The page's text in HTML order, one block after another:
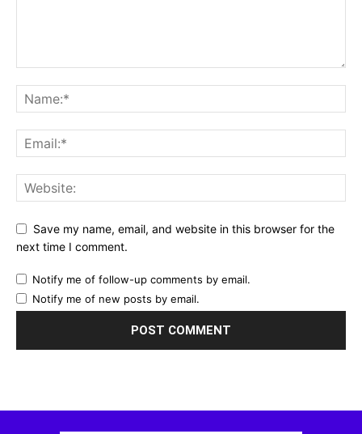
Save my name, email, and website in this browser for the
next time I comment.
Notify me of follow-up comments by email.
Notify me of new posts by email.